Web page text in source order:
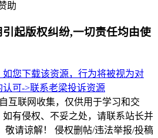
助
起版权纠纷,一切责任均由使
您下载该资源，行为将被视为对
认可->联系老梁投诉资源
互联网收集，仅供用于学习和交
有侵权、不妥之处，请联系站长并
敬请谅解！ 侵权删帖/违法举报/投稿